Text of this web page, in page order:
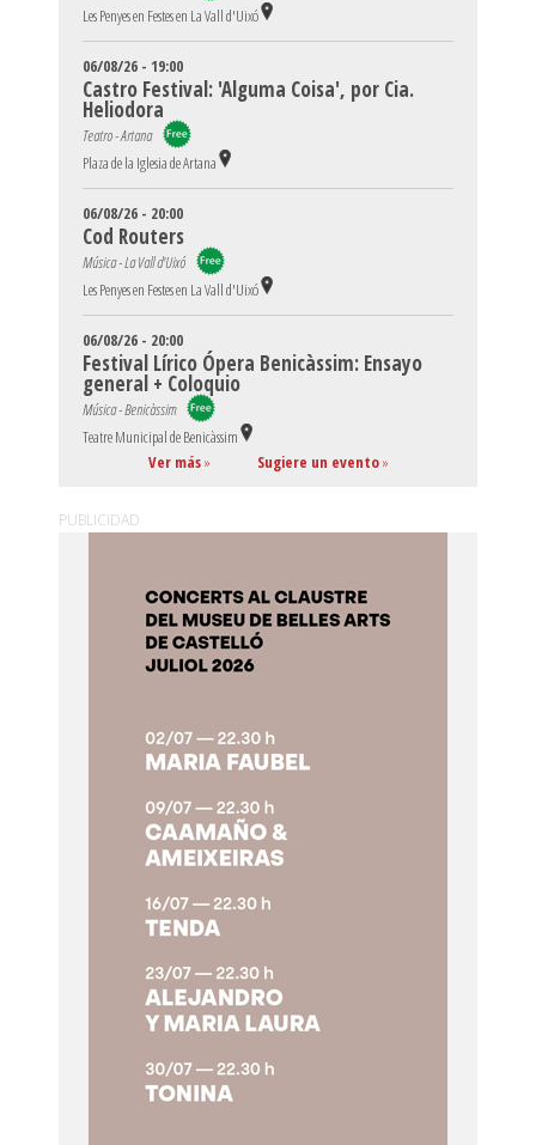
Les Penyes en Festes en La Vall d'Uixó
06/08/26 - 19:00
Castro Festival: 'Alguma Coisa', por Cia.
Heliodora
Teatro - Artana
Plaza de la Iglesia de Artana
06/08/26 - 20:00
Cod Routers
Música - La Vall d'Uixó
Les Penyes en Festes en La Vall d'Uixó
06/08/26 - 20:00
Festival Lírico Ópera Benicàssim: Ensayo
general + Coloquio
Música - Benicàssim
Teatre Municipal de Benicàssim
Ver más» Sugiere un evento»
PUBLICIDAD